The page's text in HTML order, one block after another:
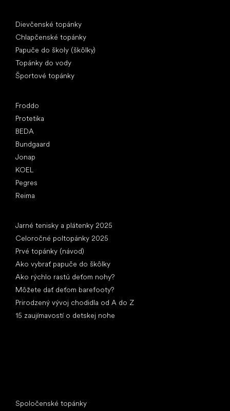
Dievčenské topánky
Chlapčenské topánky
Papuče do školy (škôlky)
Topánky do vody
Športové topánky
Froddo
Protetika
BEDA
Bundgaard
Jonap
KOEL
Pegres
Reima
Jarné tenisky a plátenky 2025
Celoročné poltopánky 2025
Prvé topánky (návod)
Ako vybrať papuče do škôlky
Ako rýchlo rastú deťom nohy?
Môžete dať deťom barefooty?
Prirodzený vývoj chodidla od A do Z
15 zaujímavostí o detskej nohe
Spoločenské topánky